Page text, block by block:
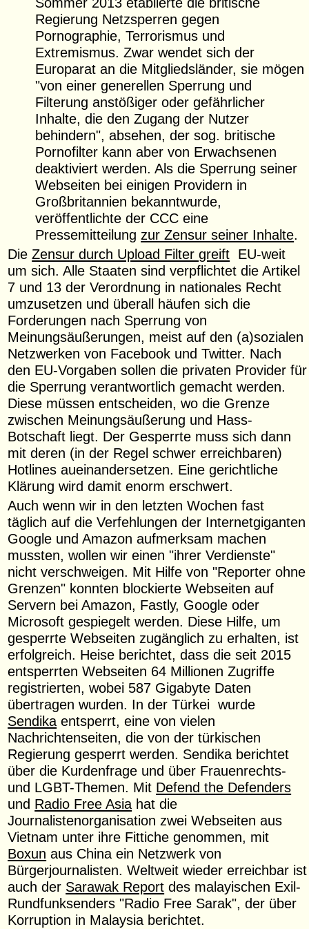
Regierung Netzsperren gegen
Pornographie, Terrorismus und
Extremismus. Zwar wendet sich der
Europarat an die Mitgliedsländer, sie mögen
"von einer generellen Sperrung und
Filterung anstößiger oder gefährlicher
Inhalte, die den Zugang der Nutzer
behindern", absehen, der sog. britische
Pornofilter kann aber von Erwachsenen
deaktiviert werden. Als die Sperrung seiner
Webseiten bei einigen Providern in
Großbritannien bekanntwurde,
veröffentlichte der CCC eine
Pressemitteilung zur Zensur seiner Inhalte.
DieZensur durch Upload Filter greift EU-weit
um sich. Alle Staaten sind verpflichtet die Artikel
7 und 13 der Verordnung in nationales Recht
umzusetzen und überall häufen sich die
Forderungen nach Sperrung von
Meinungsäußerungen, meist auf den (a)sozialen
Netzwerken von Facebook und Twitter. Nach
den EU-Vorgaben sollen die privaten Provider für
die Sperrung verantwortlich gemacht werden.
Diese müssen entscheiden, wo die Grenze
zwischen Meinungsäußerung und Hass-
Botschaft liegt. Der Gesperrte muss sich dann
mit deren (in der Regel schwer erreichbaren)
Hotlines aueinandersetzen. Eine gerichtliche
Klärung wird damit enorm erschwert.
Auch wenn wir in den letzten Wochen fast
täglich auf die Verfehlungen der Internetgiganten
Google und Amazon aufmerksam machen
mussten, wollen wir einen "ihrer Verdienste"
nicht verschweigen. Mit Hilfe von "Reporter ohne
Grenzen" konnten blockierte Webseiten auf
Servern bei Amazon, Fastly, Google oder
Microsoft gespiegelt werden. Diese Hilfe, um
gesperrte Webseiten zugänglich zu erhalten, ist
erfolgreich. Heise berichtet, dass die seit 2015
entsperrten Webseiten 64 Millionen Zugriffe
registrierten, wobei 587 Gigabyte Daten
übertragen wurden. In der Türkei wurde
Sendika entsperrt, eine von vielen
Nachrichtenseiten, die von der türkischen
Regierung gesperrt werden. Sendika berichtet
über die Kurdenfrage und über Frauenrechts-
und LGBT-Themen. Mit Defend the Defenders
und Radio Free Asia hat die
Journalistenorganisation zwei Webseiten aus
Vietnam unter ihre Fittiche genommen, mit
Boxun aus China ein Netzwerk von
Bürgerjournalisten. Weltweit wieder erreichbar ist
auch der Sarawak Report des malayischen Exil-
Rundfunksenders "Radio Free Sarak", der über
Korruption in Malaysia berichtet.